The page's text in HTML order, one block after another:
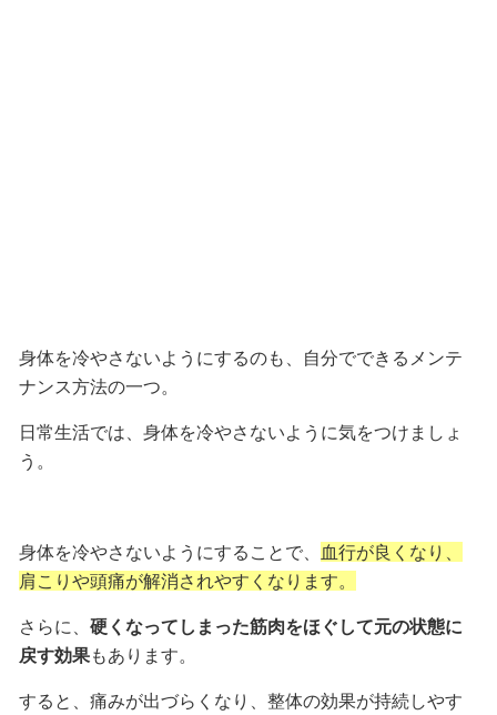
身体を冷やさないようにするのも、自分でできるメンテ
ナンス方法の一つ。
日常生活では、身体を冷やさないように気をつけましょ
う。
身体を冷やさないようにすることで、
血行が良くなり、
肩こりや頭痛が解消されやすくなります。
さらに、 硬くなってしまった筋肉をほぐして元の状態に
戻す効果もあります。
すると、痛みが出づらくなり、整体の効果が持続しやす